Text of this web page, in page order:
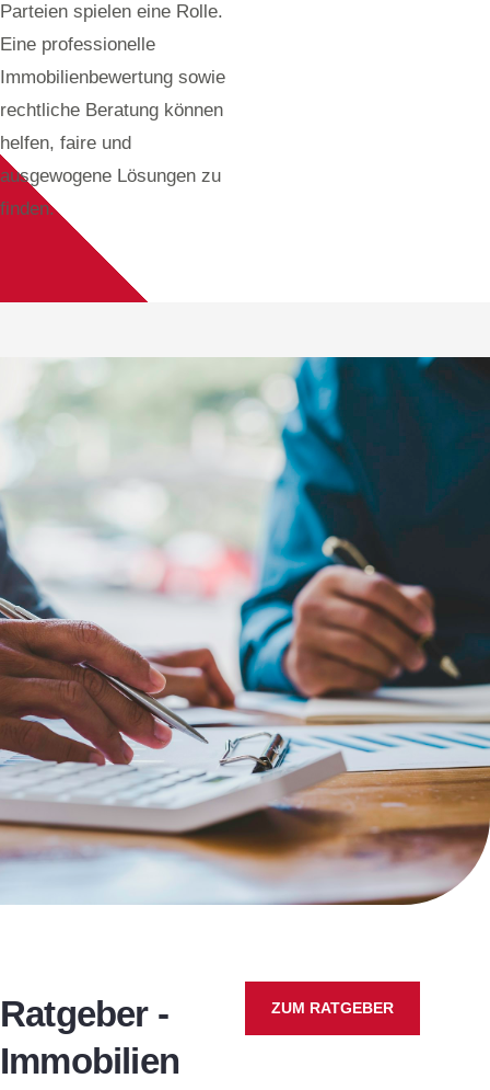
Parteien spielen eine Rolle.
Eine professionelle
Immobilienbewertung sowie
rechtliche Beratung können
helfen, faire und
ausgewogene Lösungen zu
finden.
Ratgeber -
Immobilien
ZUM RATGEBER